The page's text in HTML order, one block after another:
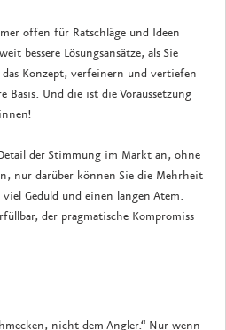
offen für Ratschläge und Ideen
bessere Lösungsansätze, als Sie
Konzept, verfeinern und vertiefen
Basis. Und die ist die Voraussetzung
der Stimmung im Markt an, ohne
nur darüber können Sie die Mehrheit
Geduld und einen langen Atem.
der pragmatische Kompromiss
nicht dem Angler.“ Nur wenn